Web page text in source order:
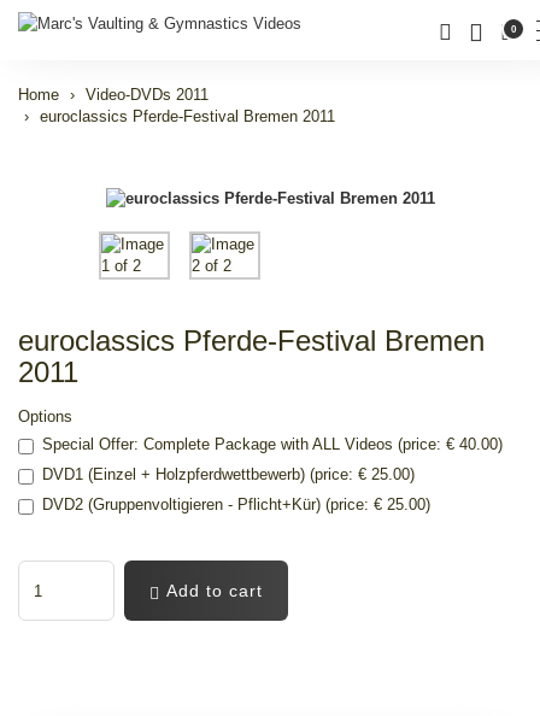
0
Home
Video-DVDs 2011
euroclassics Pferde-Festival Bremen 2011
euroclassics Pferde-Festival Bremen
2011
Options
Special Offer: Complete Package with ALL Videos (price: € 40.00)
DVD1 (Einzel + Holzpferdwettbewerb) (price: € 25.00)
DVD2 (Gruppenvoltigieren - Pflicht+Kür) (price: € 25.00)
Add to cart